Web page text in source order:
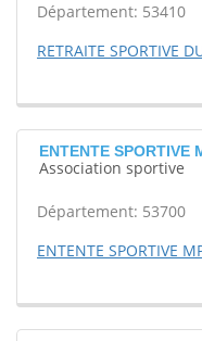
Département: 53410
RETRAITE SPORTIVE
ENTENTE SPORTIVE
Association sportive
Département: 53700
ENTENTE SPORTIVE